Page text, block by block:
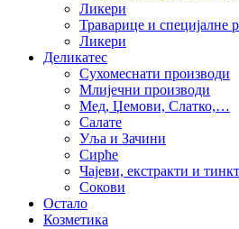
Ликери
Траварице и специјалне
Ликери
Деликатес
Сухомеснати производи
Млијечни производи
Мед, Џемови, Слатко,…
Салате
Уља и Зачини
Сирће
Чајеви, екстракти и
Сокови
Остало
Козметика